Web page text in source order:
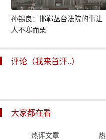
孙锡良：邯郸丛台法院的事让
人不寒而栗
评论（我来首评..）
大家都在看
热评文章